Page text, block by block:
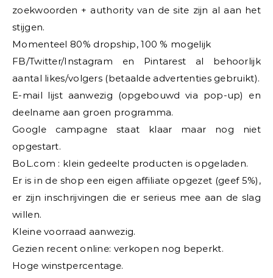
zoekwoorden + authority van de site zijn al aan het
stijgen.
Momenteel 80% dropship, 100 % mogelijk
FB/Twitter/Instagram en Pintarest al behoorlijk
aantal likes/volgers (betaalde advertenties gebruikt).
E-mail lijst aanwezig (opgebouwd via pop-up) en
deelname aan groen programma.
Google campagne staat klaar maar nog niet
opgestart.
BoL.com : klein gedeelte producten is opgeladen.
Er is in de shop een eigen affiliate opgezet (geef 5%),
er zijn inschrijvingen die er serieus mee aan de slag
willen.
Kleine voorraad aanwezig.
Gezien recent online: verkopen nog beperkt.
Hoge winstpercentage.